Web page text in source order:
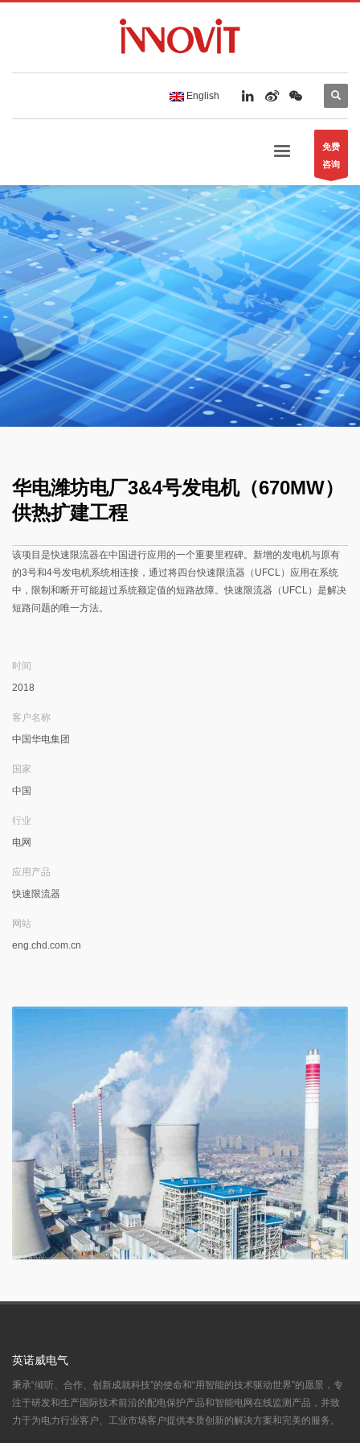
English
免费
咨询
华电潍坊电厂3&4号发电机（670MW）
供热扩建工程
该项目是快速限流器在中国进行应用的一个重要里程碑。新增的发电机与原有
的3号和4号发电机系统相连接，通过将四台快速限流器（UFCL）应用在系统
中，限制和断开可能超过系统额定值的短路故障。快速限流器（UFCL）是解决
短路问题的唯一方法。
时间
2018
客户名称
中国华电集团
国家
中国
行业
电网
应用产品
快速限流器
网站
eng.chd.com.cn
英诺威电气
秉承“倾听、合作、创新成就科技”的使命和“用智能的技术驱动世界”的愿景，专
注于研发和生产国际技术前沿的配电保护产品和智能电网在线监测产品，并致
力于为电力行业客户、工业市场客户提供本质创新的解决方案和完美的服务。